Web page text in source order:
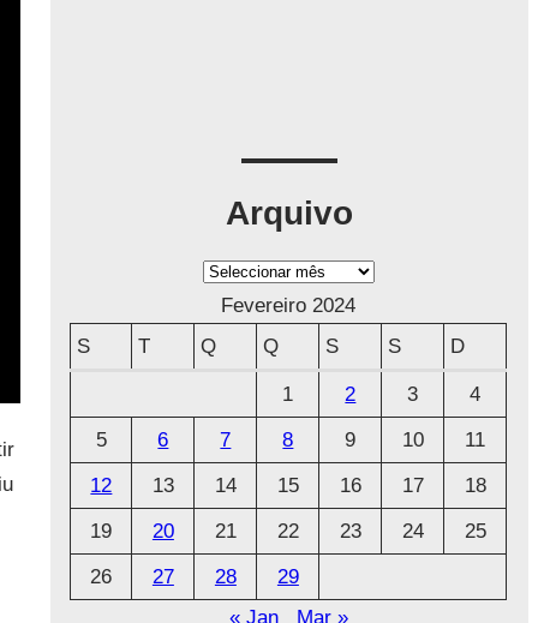
Arquivo
A
q
Fevereiro 2024
S
T Q Q S S D
1 2 3
4
5
6 7 8 9 10
11
12
13 14 15 16 17
18
19
20 21 22 23 24
25
26
27 28
29
« Jan
Mar »